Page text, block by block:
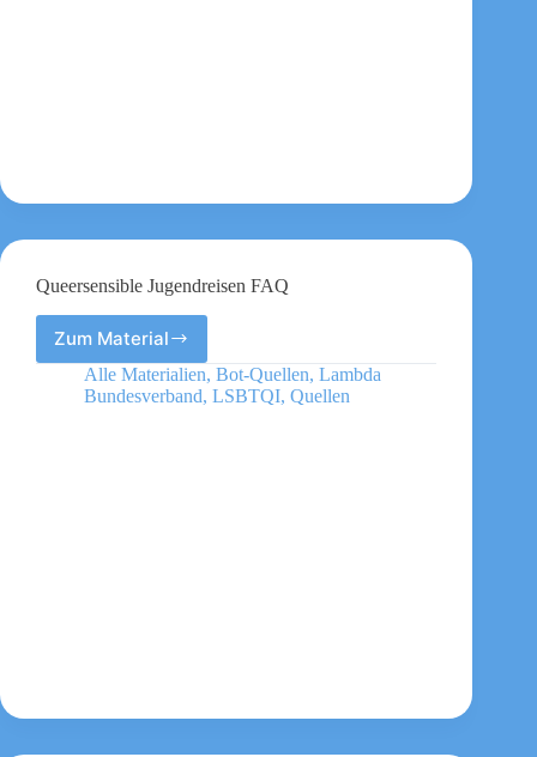
Queersensible Jugendreisen FAQ
Zum MaterialQueersensible
Jugendreisen
FAQ
Alle Materialien, Bot-Quellen, Lambda
Bundesverband, LSBTQI, Quellen